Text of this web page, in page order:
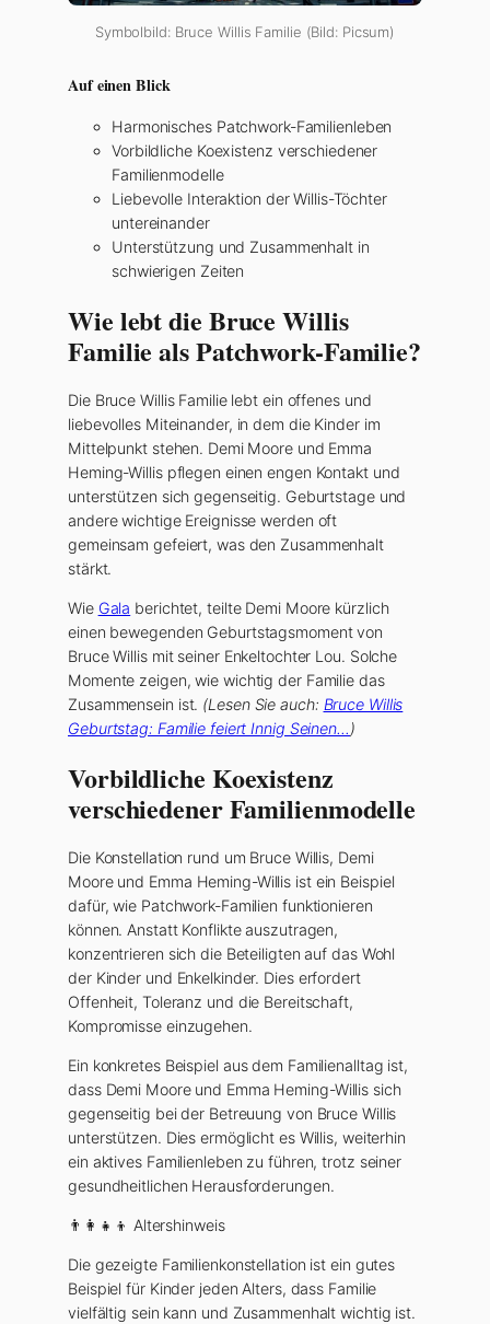
Symbolbild: Bruce Willis Familie (Bild: Picsum)
Auf einen Blick
Harmonisches Patchwork-Familienleben
Vorbildliche Koexistenz verschiedener
Familienmodelle
Liebevolle Interaktion der Willis-Töchter
untereinander
Unterstützung und Zusammenhalt in
schwierigen Zeiten
Wie lebt die Bruce Willis
Familie als Patchwork-Familie?
Die Bruce Willis Familie lebt ein offenes und
liebevolles Miteinander, in dem die Kinder im
Mittelpunkt stehen. Demi Moore und Emma
Heming-Willis pflegen einen engen Kontakt und
unterstützen sich gegenseitig. Geburtstage und
andere wichtige Ereignisse werden oft
gemeinsam gefeiert, was den Zusammenhalt
stärkt.
Wie Gala berichtet, teilte Demi Moore kürzlich
einen bewegenden Geburtstagsmoment von
Bruce Willis mit seiner Enkeltochter Lou. Solche
Momente zeigen, wie wichtig der Familie das
Zusammensein ist. (Lesen Sie auch: Bruce Willis
Geburtstag: Familie feiert Innig Seinen…)
Vorbildliche Koexistenz
verschiedener Familienmodelle
Die Konstellation rund um Bruce Willis, Demi
Moore und Emma Heming-Willis ist ein Beispiel
dafür, wie Patchwork-Familien funktionieren
können. Anstatt Konflikte auszutragen,
konzentrieren sich die Beteiligten auf das Wohl
der Kinder und Enkelkinder. Dies erfordert
Offenheit, Toleranz und die Bereitschaft,
Kompromisse einzugehen.
Ein konkretes Beispiel aus dem Familienalltag ist,
dass Demi Moore und Emma Heming-Willis sich
gegenseitig bei der Betreuung von Bruce Willis
unterstützen. Dies ermöglicht es Willis, weiterhin
ein aktives Familienleben zu führen, trotz seiner
gesundheitlichen Herausforderungen.
👨‍👩‍👧‍👦 Altershinweis
Die gezeigte Familienkonstellation ist ein gutes
Beispiel für Kinder jeden Alters, dass Familie
vielfältig sein kann und Zusammenhalt wichtig ist.